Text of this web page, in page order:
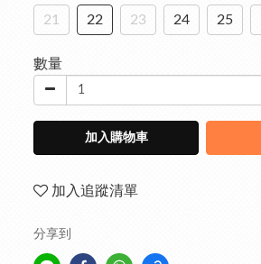
21 22 23 24 25
數量
加入購物車
加入追蹤清單
分享到